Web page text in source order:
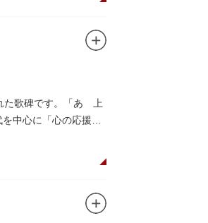
た歌碑です。「あゝ上
中心に「心の応援